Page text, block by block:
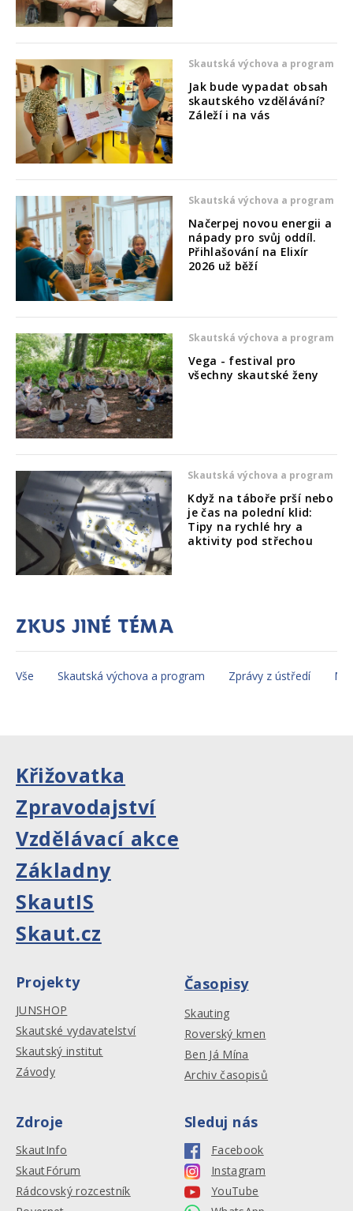
Skautská výchova a program
Jak bude vypadat obsah
skautského vzdělávání?
Záleží i na vás
Skautská výchova a program
Načerpej novou energii a
nápady pro svůj oddíl.
Přihlašování na Elixír
2026 už běží
Skautská výchova a program
Vega - festival pro
všechny skautské ženy
Skautská výchova a program
Když na táboře prší nebo
je čas na polední klid:
Tipy na rychlé hry a
aktivity pod střechou
Zkus jiné téma
Vše Skautská výchova a program Zprávy z ústředí
Křižovatka
Zpravodajství
Vzdělávací akce
Základny
SkautIS
Skaut.cz
Projekty
JUNSHOP
Skautské vydavatelství
Skautský institut
Závody
Časopisy
Skauting
Roverský kmen
Ben Já Mína
Archiv časopisů
Zdroje
SkautInfo
SkautFórum
Rádcovský rozcestník
Sleduj nás
Facebook
Instagram
YouTube